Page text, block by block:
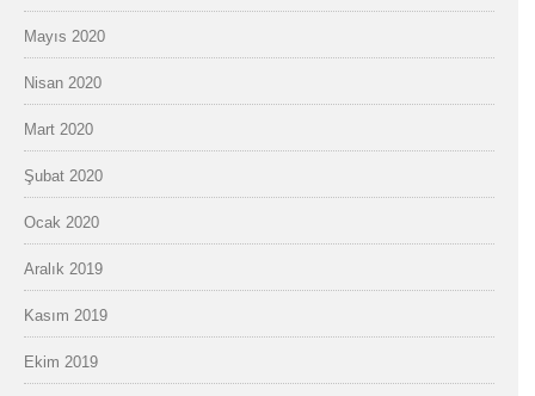
Mayıs 2020
Nisan 2020
Mart 2020
Şubat 2020
Ocak 2020
Aralık 2019
Kasım 2019
Ekim 2019